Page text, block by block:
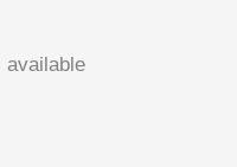
available